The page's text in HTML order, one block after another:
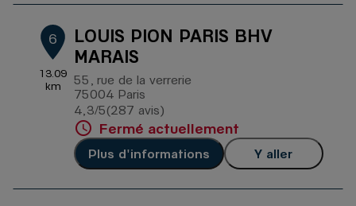
6
13.09
km
LOUIS PION PARIS BHV
MARAIS
55, rue de la verrerie
75004 Paris
4,3/5 Note de 4.3 sur 5
(287 avis)
Fermé actuellement
Plus d'informations Y aller